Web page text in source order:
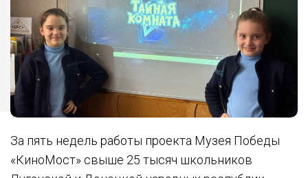
За пять недель работы проекта Музея Победы
«КиноМост» свыше 25 тысяч школьников